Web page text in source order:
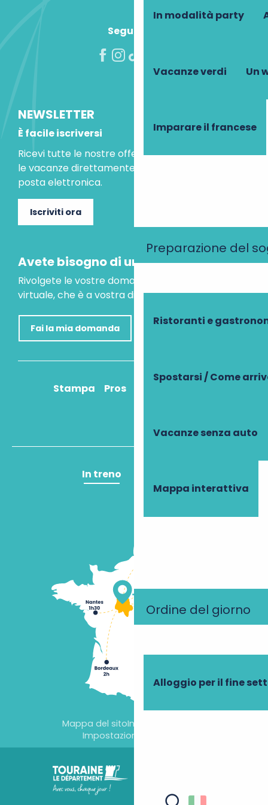
In modalità party
Vacanze verdi Un
Imparare il francese
Preparazione del
Ristoranti e
Spostarsi / Come
Vacanze senza auto
Mappa interattiva
Ordine del giorno
Alloggio per il fine
Seguiteci!
NEWSLETTER
È facile iscriversi
Ricevi tutte le nostre offerte speciali e le idee per
le vacanze direttamente nella tua casella di
posta elettronica.
Iscriviti ora
Avete bisogno di un consiglio?
Rivolgete le vostre domande al nostro assistente
virtuale, che è a vostra disposizione per aiutarvi.
Fai la mia domanda
Stampa Pros
In treno
Mappa del sitoInformazioni legali
Impostazioni dei cookie